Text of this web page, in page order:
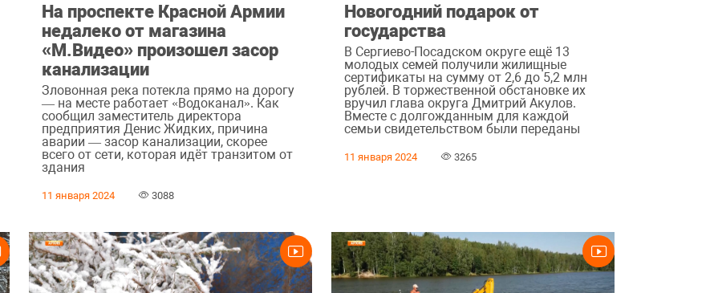
На проспекте Красной Армии
недалеко от магазина
«М.Видео» произошел засор
канализации
Зловонная река потекла прямо на дорогу
— на месте работает «Водоканал». Как
сообщил заместитель директора
предприятия Денис Жидких, причина
аварии — засор канализации, скорее
всего от сети, которая идёт транзитом от
здания
11 января 2024 3088
Новогодний подарок от
государства
В Сергиево-Посадском округе ещё 13
молодых семей получили жилищные
сертификаты на сумму от 2,6 до 5,2 млн
рублей. В торжественной обстановке их
вручил глава округа Дмитрий Акулов.
Вместе с долгожданным для каждой
семьи свидетельством были переданы
11 января 2024 3265